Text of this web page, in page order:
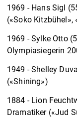
1969 - Hans Sigl
(«Soko Kitzbühel»,
1969 - Sylke Otto
Olympiasiegerin
1949 - Shelley
(«Shining»)
1884 - Lion
Dramatiker («Jud